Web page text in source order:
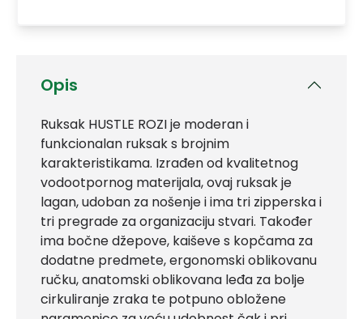
Opis
Ruksak HUSTLE ROZI je moderan i
funkcionalan ruksak s brojnim
karakteristikama. Izrađen od kvalitetnog
vodootpornog materijala, ovaj ruksak je
lagan, udoban za nošenje i ima tri zipperska i
tri pregrade za organizaciju stvari. Također
ima bočne džepove, kaiševe s kopčama za
dodatne predmete, ergonomski oblikovanu
ručku, anatomski oblikovana leđa za bolje
cirkuliranje zraka te potpuno obložene